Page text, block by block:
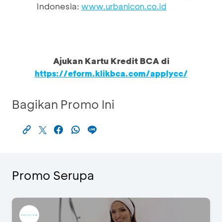
Indonesia: www.urbanicon.co.id
Ajukan Kartu Kredit BCA di
https://eform.klikbca.com/applycc/
Bagikan Promo Ini
Promo Serupa